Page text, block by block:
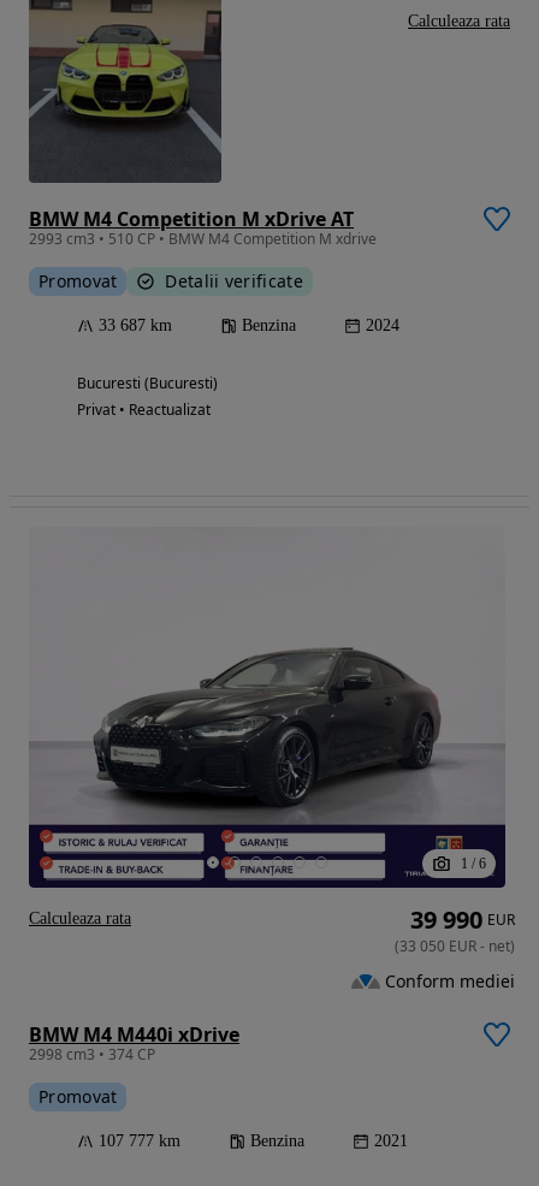
BMW M4 Competition M xDrive AT
2993 cm3 • 510 CP • BMW M4 Competition M xdrive
Promovat Detalii verificate
33 687 km Benzina 2024
Bucuresti (Bucuresti)
Privat • Reactualizat
Calculeaza rata
1 / 6
BMW M4 M440i xDrive
2998 cm3 • 374 CP
Promovat
107 777 km Benzina 2021
39 990 EUR
(33 050 EUR- net)
Conform mediei
Calculeaza rata